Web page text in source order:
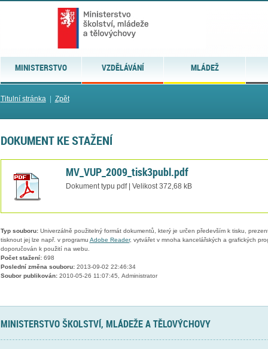
MINISTERSTVO VZDĚLÁVÁNÍ MLÁDEŽ
Titulní stránka| Zpět
DOKUMENT KE STAŽENÍ
MV_VUP_2009_tisk3publ.pdf
Dokument typu pdf | Velikost 372,68 kB
Typ souboru:Univerzálně použitelný formát dokumentů, který je určen především k tisku,
tisknout jej lze např. v programu Adobe Reader, vytvářet v mnoha kancelářských a grafických
doporučován k použití na webu.
Počet stažení:698
Poslední změna souboru:2013-09-02 22:46:34
Soubor publikován:2010-05-26 11:07:45, Administrator
MINISTERSTVO ŠKOLSTVÍ, MLÁDEŽE A TĚLOVÝCHOVY